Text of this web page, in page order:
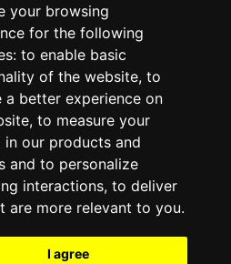
your browsing
for the following
to enable basic
of the website, to
a better experience on
, to measure your
in our products and
and to personalize
interactions, to deliver
are more relevant to you.
I agree
tiesības aizsargātas no Wups,